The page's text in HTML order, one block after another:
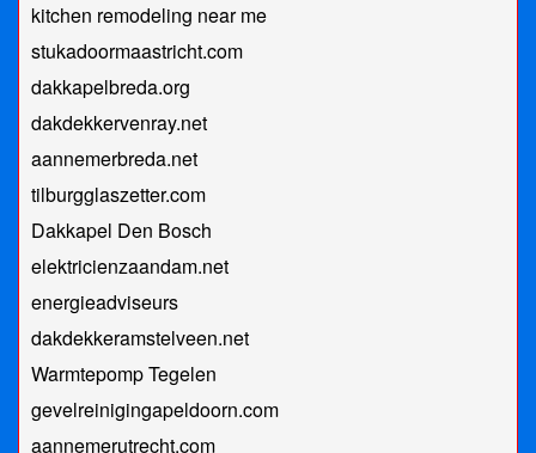
kitchen remodeling near me
stukadoormaastricht.com
dakkapelbreda.org
dakdekkervenray.net
aannemerbreda.net
tilburgglaszetter.com
Dakkapel Den Bosch
elektricienzaandam.net
energieadviseurs
dakdekkeramstelveen.net
Warmtepomp Tegelen
gevelreinigingapeldoorn.com
aannemerutrecht.com